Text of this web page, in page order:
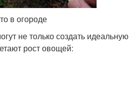
в огороде
не только создать идеальную
рост овощей: